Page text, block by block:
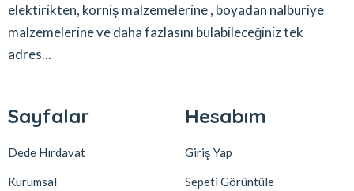
elektirikten, korniş malzemelerine , boyadan nalburiye
malzemelerine ve daha fazlasını bulabileceğiniz tek
adres...
Sayfalar
Dede Hırdavat
Kurumsal
Hesabım
Giriş Yap
Sepeti Görüntüle